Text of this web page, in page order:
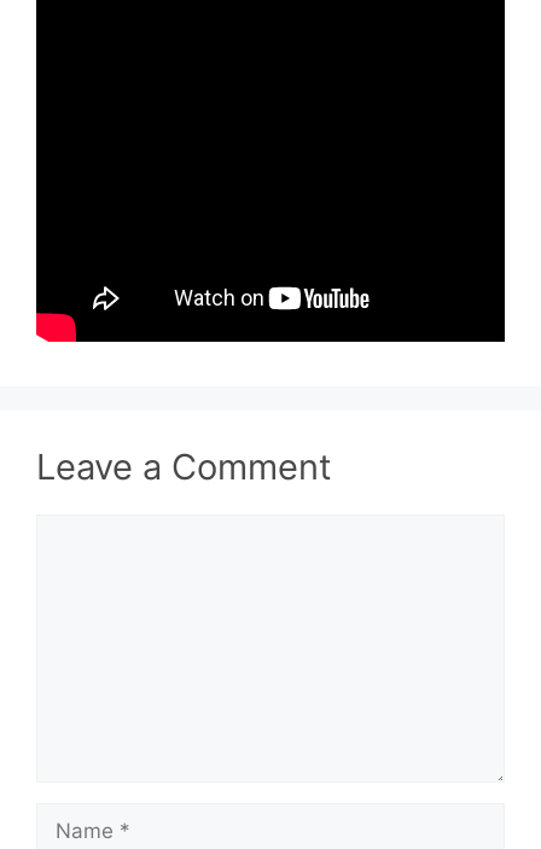
Leave a Comment
Name